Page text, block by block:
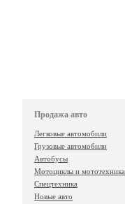
Продажа авто
Легковые автомобили
Грузовые автомобили
Автобусы
Мотоциклы и мототехника
Спецтехника
Новые авто